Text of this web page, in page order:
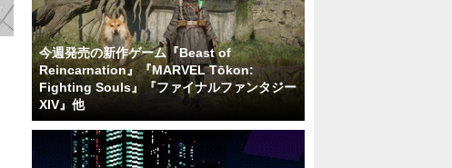
今週発売の新作ゲーム『Beast of
Reincarnation』『MARVEL Tōkon:
Fighting Souls』『ファイナルファンタジー
XIV』他